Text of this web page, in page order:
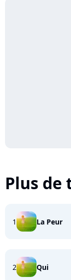
Plus de
1 La Peur
2 Qui